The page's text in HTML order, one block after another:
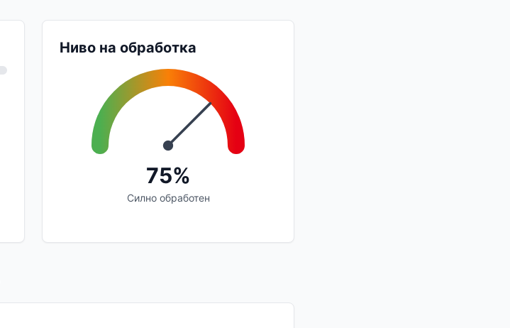
Ниво на обработка
75%
Силно обработен